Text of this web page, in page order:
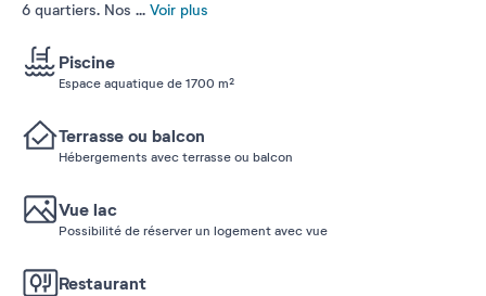
6 quartiers. Nos ... Voir plus
Piscine
Espace aquatique de 1700 m²
Terrasse ou balcon
Hébergements avec terrasse ou balcon
Vue lac
Possibilité de réserver un logement avec vue
Restaurant